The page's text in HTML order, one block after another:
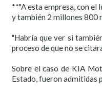
**"A esta empresa, con el
y también 2 millones 800
"Habría que ver si
proceso de que no se
Sobre el caso de KIA
Estado, fueron admitidas